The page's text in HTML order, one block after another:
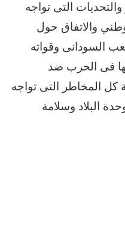
التى تواجه
والاتفاق حول
السودانى وقواته
فى الحرب ضد
كل المخاطر التى تواجه
البلاد وسلامة